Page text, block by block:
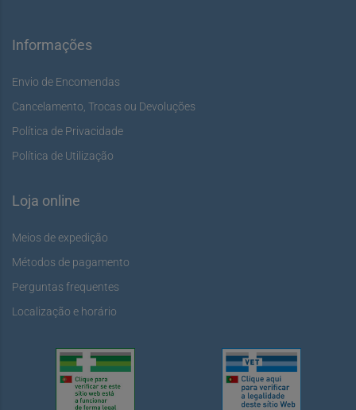
Informações
Envio de Encomendas
Cancelamento, Trocas ou Devoluções
Política de Privacidade
Política de Utilização
Loja online
Meios de expedição
Métodos de pagamento
Perguntas frequentes
Localização e horário